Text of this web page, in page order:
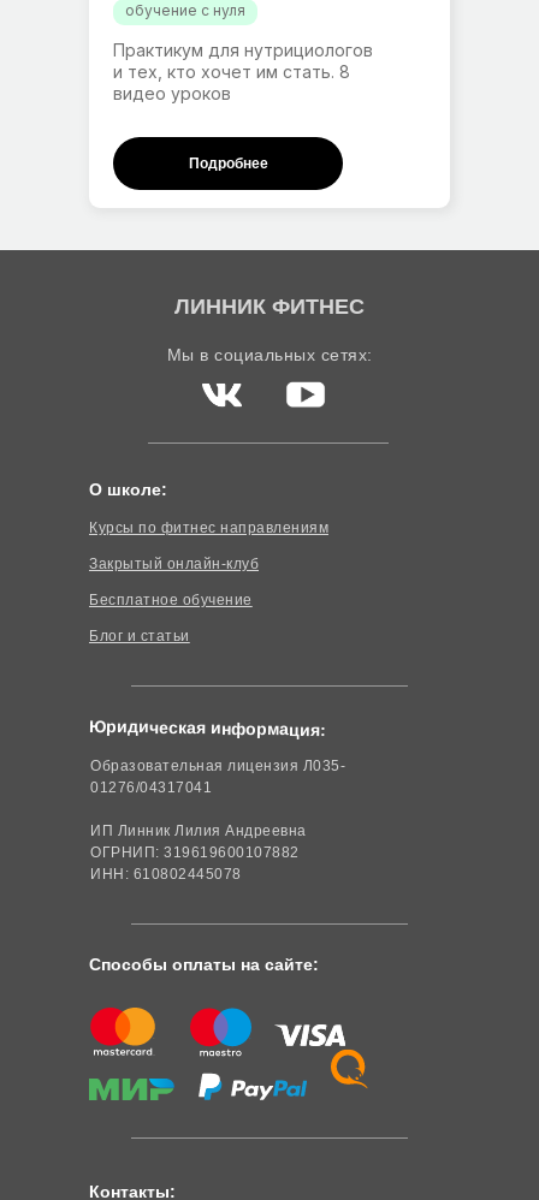
Практикум для нутрициологов
и тех, кто хочет им стать. 8
видео уроков
Подробнее
обучение с нуля
Образовательная лицензия Л035-
01276/04317041
ИП Линник Лилия Андреевна
ОГРНИП: 319619600107882
ИНН: 610802445078
Способы оплаты на сайте:
Юридическая информация:
О школе:
Курсы по фитнес направлениям
Бесплатное обучение
Блог и статьи
Закрытый онлайн-клуб
ЛИННИК ФИТНЕС
Контакты:
Мы в социальных сетях: